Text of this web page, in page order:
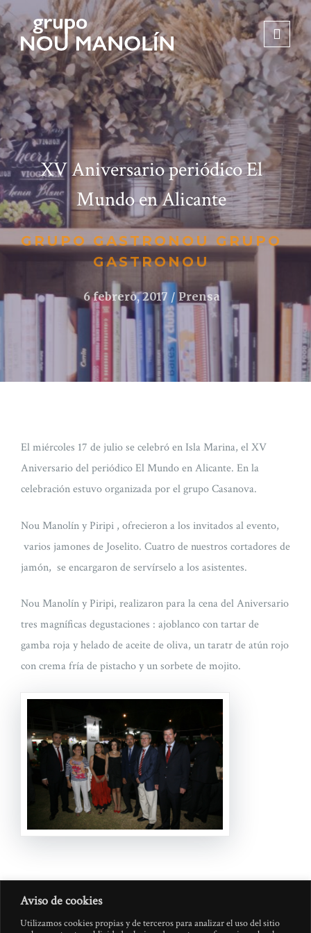
Aviso de cookies
Utilizamos cookies propias y de terceros para analizar el uso del sitio
XV Aniversario periódico El
Mundo en Alicante
GRUPO GASTRONOU GRUPO
GASTRONOU
6 febrero, 2017 Prensa
El miércoles 17 de julio se celebró en Isla Marina, el XV
Aniversario del periódico El Mundo en Alicante. En la
celebración estuvo organizada por el grupo Casanova.
Nou Manolín y Piripi , ofrecieron a los invitados al evento,
varios jamones de Joselito. Cuatro de nuestros cortadores de
jamón, se encargaron de servírselo a los asistentes.
Nou Manolín y Piripi, realizaron para la cena del Aniversario
tres magníficas degustaciones : ajoblanco con tartar de
gamba roja y helado de aceite de oliva, un taratr de atún rojo
con crema fría de pistacho y un sorbete de mojito.